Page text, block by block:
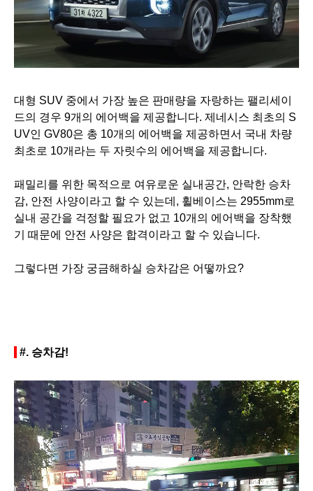
대형 SUV 중에서 가장 높은 판매량을 자랑하는 팰리세이
드의 경우 9개의 에어백을 제공합니다. 제네시스 최초의 S
UV인 GV80은 총 10개의 에어백을 제공하면서 국내 차량
최초로 10개라는 두 자릿수의 에어백을 제공합니다.
패밀리를 위한 목적으로 여유로운 실내공간, 안락한 승차
감, 안전 사양이라고 할 수 있는데, 휠베이스는 2955mm로
실내 공간을 걱정할 필요가 없고 10개의 에어백을 장착했
기 때문에 안전 사양은 합격이라고 할 수 있습니다.
그렇다면 가장 궁금해하실 승차감은 어떻까요?
#. 승차감!